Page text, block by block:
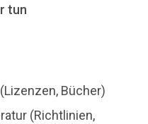
tun
Bücher)
(Richtlinien,